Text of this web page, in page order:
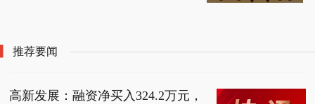
推荐要闻
高新发展：融资净买入324.2万元，